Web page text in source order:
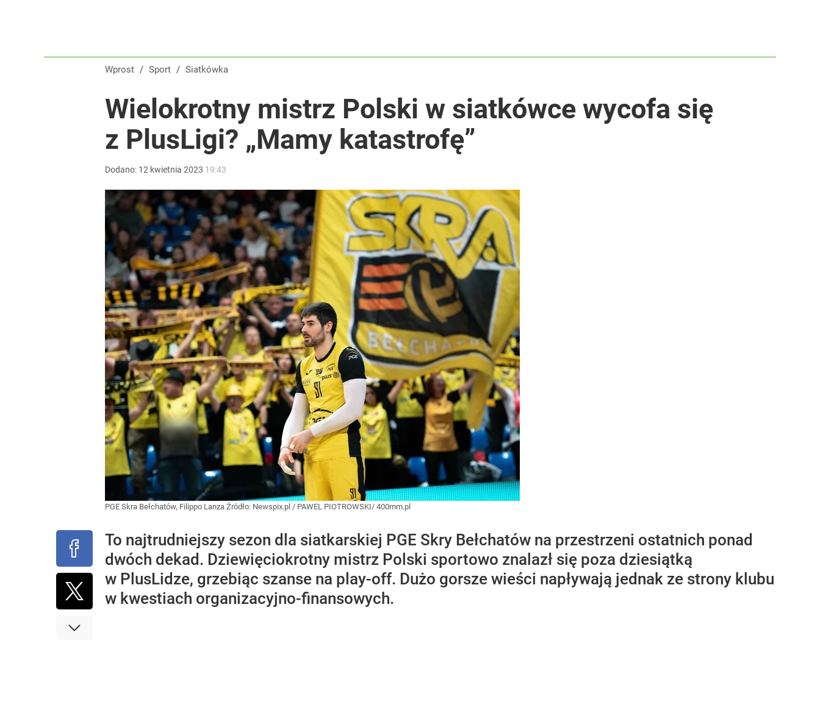
Wprost / Sport / Siatkówka
Wielokrotny mistrz Polski w siatkówce wycofa się
z PlusLigi? „Mamy katastrofę”
Dodano: 12 kwietnia 2023 19:43
PGE Skra Bełchatów, Filippo Lanza Źródło: Newspix.pl / PAWEL PIOTROWSKI/ 400mm.pl
To najtrudniejszy sezon dla siatkarskiej PGE Skry Bełchatów na przestrzeni ostatnich ponad
dwóch dekad. Dziewięciokrotny mistrz Polski sportowo znalazł się poza dziesiątką
w PlusLidze, grzebiąc szanse na play-off. Dużo gorsze wieści napływają jednak ze strony klubu
w kwestiach organizacyjno-finansowych.